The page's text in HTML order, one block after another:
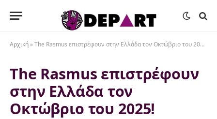
Αρχική »The Rasmus επιστρέφουν στην Ελλάδα τον Οκτώβριο του 2025!
The Rasmus επιστρέφουν
στην Ελλάδα τον
Οκτώβριο του 2025!